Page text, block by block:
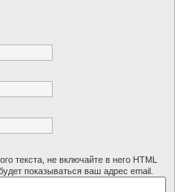
текста, не включайте в него HTML
показываться ваш адрес email.